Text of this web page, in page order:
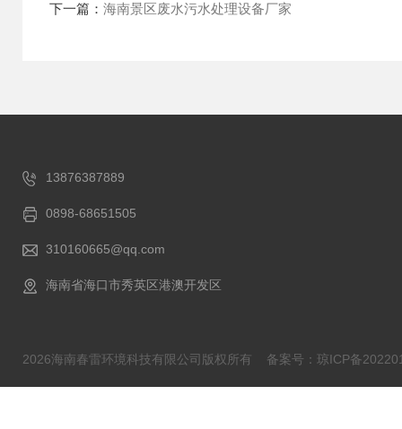
下一篇： 海南景区废水污水处理设备厂家
13876387889
0898-68651505
310160665@qq.com
海南省海口市秀英区港澳开发区
2026海南春雷环境科技有限公司版权所有 备案号：琼ICP备